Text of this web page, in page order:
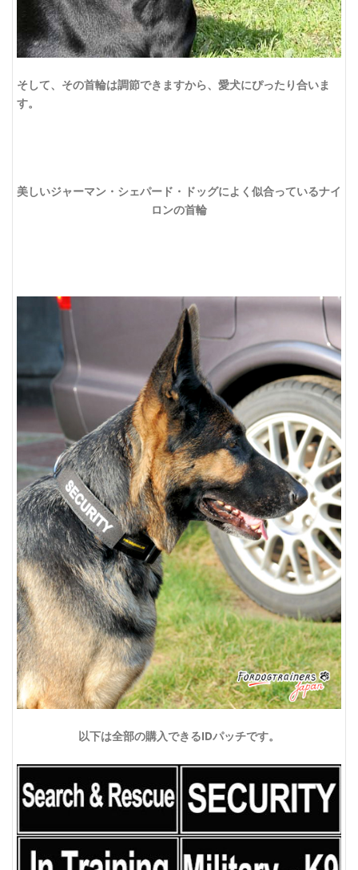
そして、その首輪は調節できますから、愛犬にぴったり合いま
す。
美しいジャーマン・シェパード・ドッグによく似合っているナイ
ロンの首輪
以下は全部の購入できるIDパッチです。